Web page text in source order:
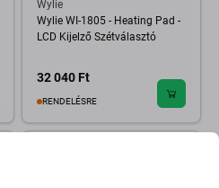
Wylie
Wylie WI-1805 - Heating Pad -
LCD Kijelző Szétválasztó
32 040 Ft
RENDELÉSRE